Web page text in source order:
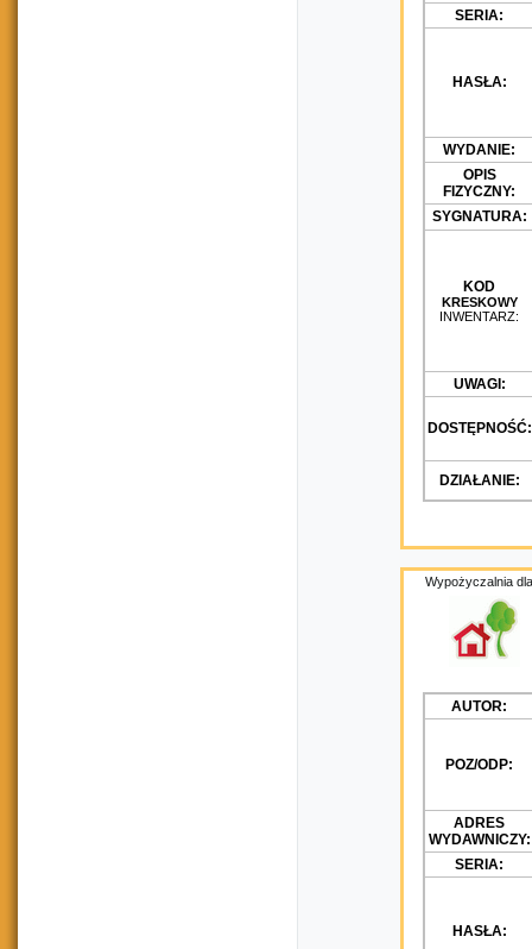
SERIA:
HASŁA:
WYDANIE:
OPIS
FIZYCZNY:
SYGNATURA:
KOD
KRESKOWY
INWENTARZ:
UWAGI:
DOSTĘPNOŚĆ:
DZIAŁANIE:
Wypożyczalnia
AUTOR:
POZ/ODP:
ADRES
WYDAWNICZY:
SERIA:
HASŁA: